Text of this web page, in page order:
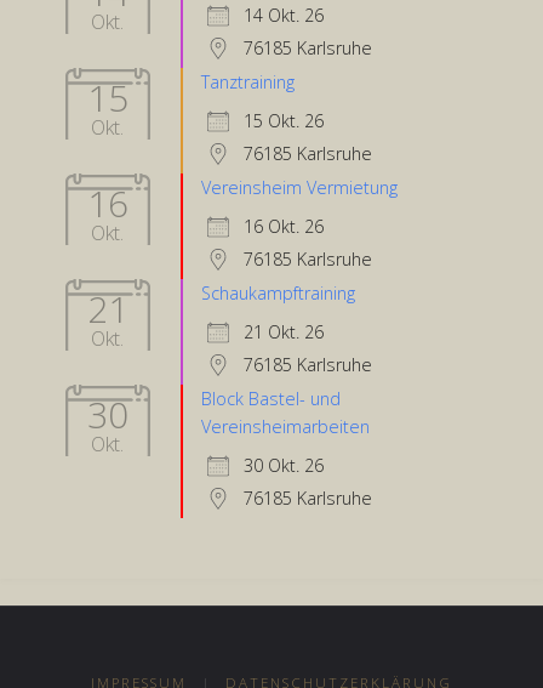
Okt.
14 Okt. 26
76185 Karlsruhe
15
Okt.
Tanztraining
15 Okt. 26
76185 Karlsruhe
16
Okt.
Vereinsheim Vermietung
16 Okt. 26
76185 Karlsruhe
21
Okt.
Schaukampftraining
21 Okt. 26
76185 Karlsruhe
30
Okt.
Block Bastel- und
Vereinsheimarbeiten
30 Okt. 26
76185 Karlsruhe
IMPRESSUM | DATENSCHUTZERKLÄRUNG